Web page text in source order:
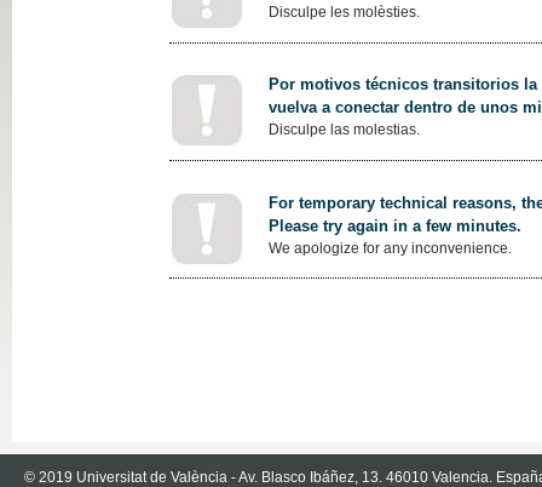
Disculpe les molèsties.
Por motivos técnicos transitorios
vuelva a conectar dentro de unos
Disculpe las molestias.
For temporary technical reasons,
Please try again in a few minutes.
We apologize for any inconvenience.
© 2019 Universitat de València - Av. Blasco Ibáñez, 13. 46010 Valencia.